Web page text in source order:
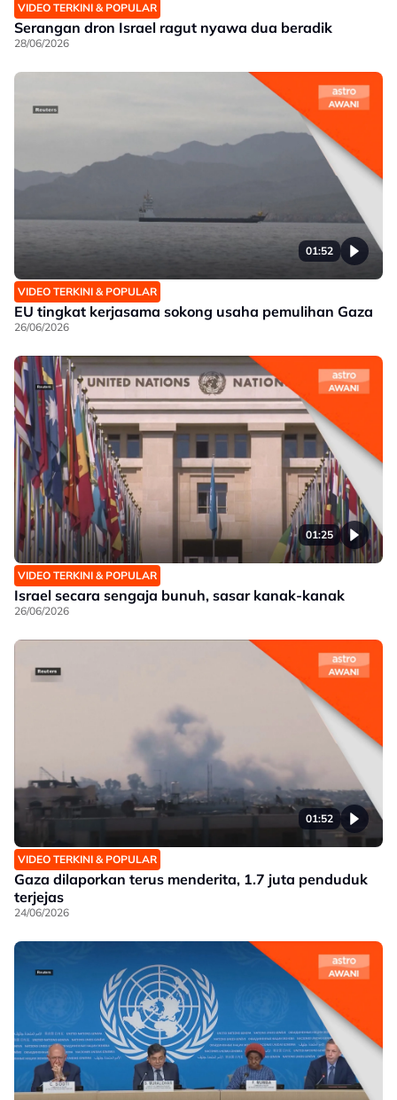
VIDEO TERKINI & POPULAR
Serangan dron Israel ragut nyawa dua beradik
28/06/2026
01:52
VIDEO TERKINI & POPULAR
EU tingkat kerjasama sokong usaha pemulihan Gaza
26/06/2026
01:25
VIDEO TERKINI & POPULAR
Israel secara sengaja bunuh, sasar kanak-kanak
26/06/2026
01:52
VIDEO TERKINI & POPULAR
Gaza dilaporkan terus menderita, 1.7 juta penduduk
terjejas
24/06/2026